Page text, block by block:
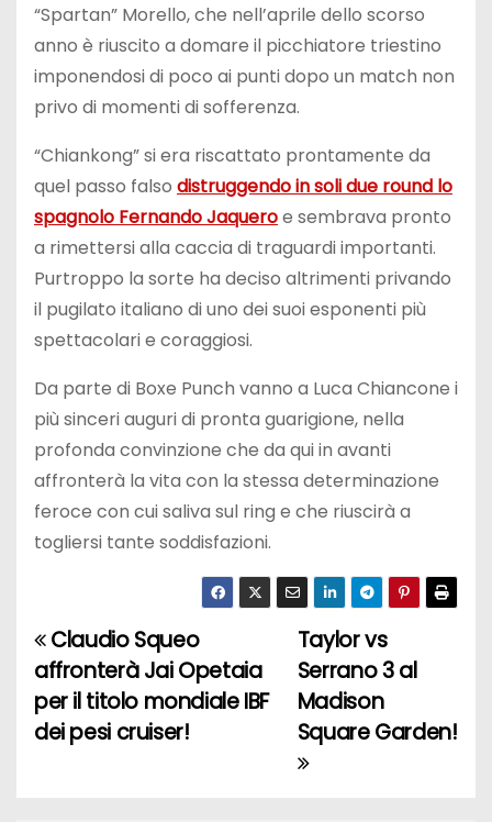
“Spartan” Morello, che nell’aprile dello scorso
anno è riuscito a domare il picchiatore triestino
imponendosi di poco ai punti dopo un match non
privo di momenti di sofferenza.
“Chiankong” si era riscattato prontamente da
quel passo falso distruggendo in soli due round lo
spagnolo Fernando Jaqueroe sembrava pronto
a rimettersi alla caccia di traguardi importanti.
Purtroppo la sorte ha deciso altrimenti privando
il pugilato italiano di uno dei suoi esponenti più
spettacolari e coraggiosi.
Da parte di Boxe Punch vanno a Luca Chiancone i
più sinceri auguri di pronta guarigione, nella
profonda convinzione che da qui in avanti
affronterà la vita con la stessa determinazione
feroce con cui saliva sul ring e che riuscirà a
togliersi tante soddisfazioni.
N
a
v
Taylor vs
Serrano 3 al
Madison
Square Garden!
Claudio Squeo
affronterà Jai Opetaia
per il titolo mondiale IBF
dei pesi cruiser!